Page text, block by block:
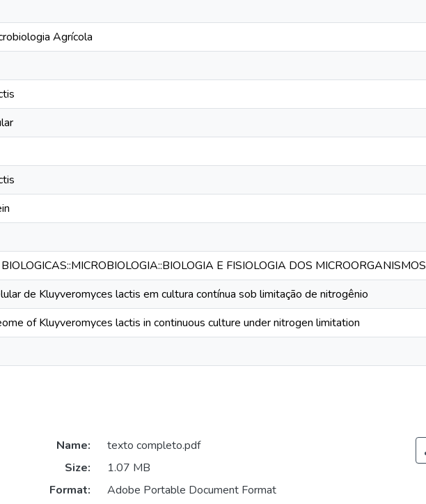
Agrícola
E FISIOLOGIA DOS MICROORGANISMOS
de Kluyveromyces lactis em cultura contínua sob limitação de nitrogênio
of Kluyveromyces lactis in continuous culture under nitrogen limitation
Name:
texto completo.pdf
Size:
1.07 MB
Format:
Adobe Portable Document Format